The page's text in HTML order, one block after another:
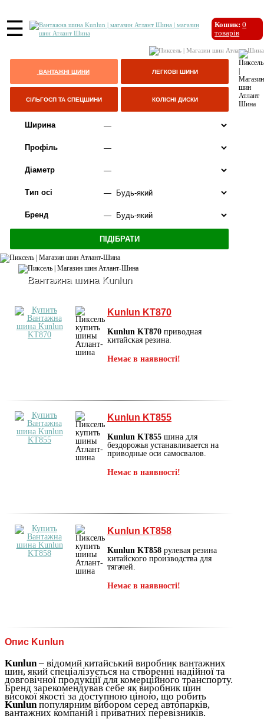
☰ Кошик: 0
товарів
ВАНТАЖНІ ШИНИ ЛЕГКОВІ ШИНИ
СІЛЬГОСП ТА СПЕЦШИНИ КОЛІСНІ ДИСКИ
Ширина
Профіль
Діаметр
Тип осі
Бренд
Вантажна шина Kunlun
Kunlun KT870
Kunlun KT870 приводная
китайская резина.
Немає в наявності!
Kunlun KT855
Kunlun KT855 шина для
бездорожья устанавливается на
приводные оси самосвалов.
Немає в наявності!
Kunlun KT858
Kunlun KT858 рулевая резина
китайского производства для
тягачей.
Немає в наявності!
Опис Kunlun
Kunlun – відомий китайський виробник вантажних
шин, який спеціалізується на створенні надійної та
довговічної продукції для комерційного транспорту.
Бренд зарекомендував себе як виробник шин
високої якості за доступною ціною, що робить
Kunlun популярним вибором серед автопарків,
вантажних компаній і приватних перевізників.